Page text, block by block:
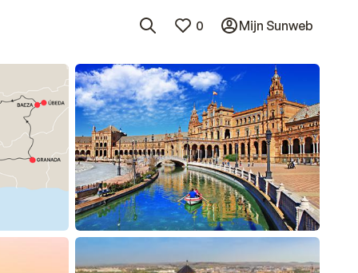
0 Mijn Sunweb